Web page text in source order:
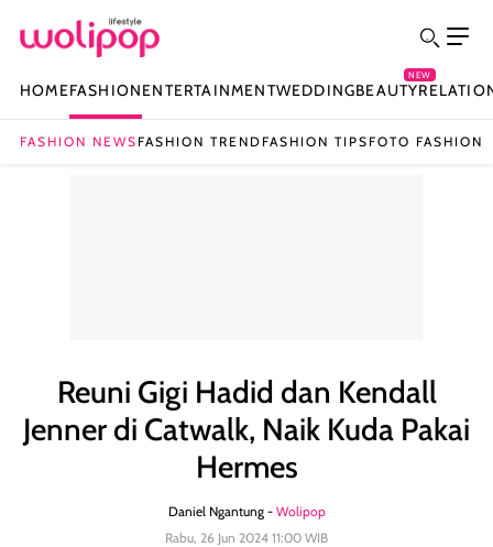
HOMEFASHIONENTERTAINMENTWEDDINGBEAUTY
NEW
FASHION NEWS FASHION TREND FASHION TIPS FOTO FASHION
Reuni Gigi Hadid dan Kendall
Jenner di Catwalk, Naik Kuda Pakai
Hermes
Daniel Ngantung - Wolipop
Rabu, 26 Jun 2024 11:00 WIB